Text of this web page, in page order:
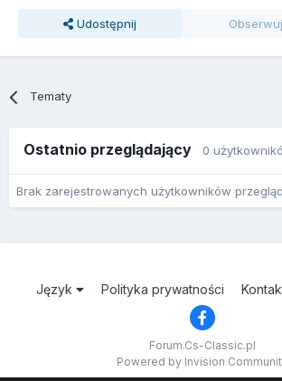
Udostępnij
Tematy
Ostatnio przeglądający 0
Brak zarejestrowanych użytkowników
Język Polityka prywatności
Forum.Cs-Classic.pl
Powered by Invision